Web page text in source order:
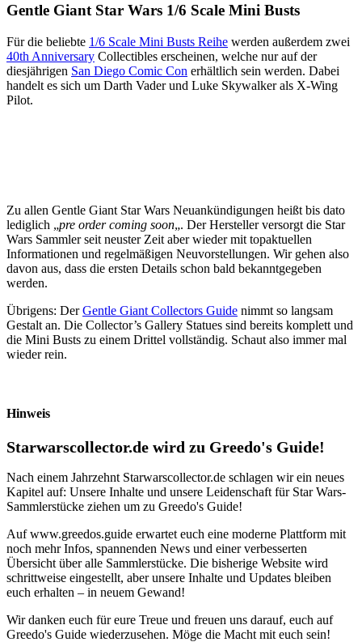
Gentle Giant Star Wars 1/6 Scale Mini Busts
Für die beliebte 1/6 Scale Mini Busts Reihe werden außerdem zwei
40th Anniversary Collectibles erscheinen, welche nur auf der
diesjährigen San Diego Comic Con erhältlich sein werden. Dabei
handelt es sich um Darth Vader und Luke Skywalker als X-Wing
Pilot.
Zu allen Gentle Giant Star Wars Neuankündigungen heißt bis dato
lediglich „pre order coming soon„. Der Hersteller versorgt die Star
Wars Sammler seit neuster Zeit aber wieder mit topaktuellen
Informationen und regelmäßigen Neuvorstellungen. Wir gehen also
davon aus, dass die ersten Details schon bald bekanntgegeben
werden.
Übrigens: DerGentle Giant Collectors Guide nimmt so langsam
Gestalt an. Die Collector’s Gallery Statues sind bereits komplett und
die Mini Busts zu einem Drittel vollständig. Schaut also immer mal
wieder rein.
Hinweis
Starwarscollector.de wird zu Greedo's Guide!
Nach einem Jahrzehnt Starwarscollector.de schlagen wir ein neues
Kapitel auf: Unsere Inhalte und unsere Leidenschaft für Star Wars-
Sammlerstücke ziehen um zu Greedo's Guide!
Auf www.greedos.guide erwartet euch eine moderne Plattform mit
noch mehr Infos, spannenden News und einer verbesserten
Übersicht über alle Sammlerstücke. Die bisherige Website wird
schrittweise eingestellt, aber unsere Inhalte und Updates bleiben
euch erhalten – in neuem Gewand!
Wir danken euch für eure Treue und freuen uns darauf, euch auf
Greedo's Guide wiederzusehen. Möge die Macht mit euch sein!